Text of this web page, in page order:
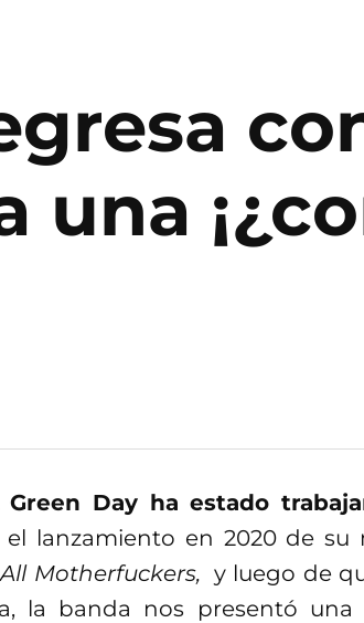
una
Green Day ha estado
el lanzamiento en 2020 de su
Motherfuckers, y luego de
la banda nos presentó una